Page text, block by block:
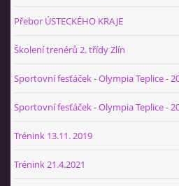
Přebor ÚSTECKÉHO KRAJE
Školení trenérů 2. třídy Zlín
Sportovní fesťáček - Olympia Teplice -
Sportovní fesťáček - Olympia Teplice -
Trénink 13.11. 2019
Trénink 21.4.2021